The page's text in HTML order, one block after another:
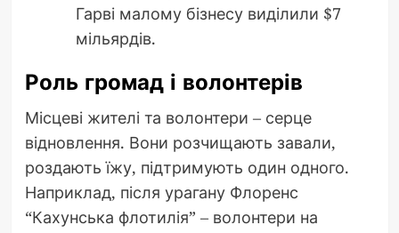
Гарві малому бізнесу виділили $7
мільярдів.
Роль громад і волонтерів
Місцеві жителі та волонтери – серце
відновлення. Вони розчищають завали,
роздають їжу, підтримують один одного.
Наприклад, після урагану Флоренс
“Кахунська флотилія” – волонтери на